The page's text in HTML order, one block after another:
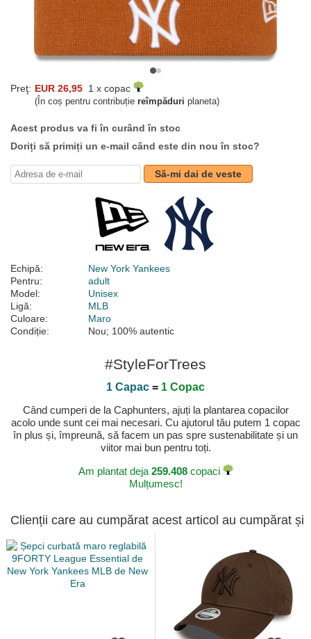
Preţ: EUR 26,95 1 x copac
(În coș pentru contribuție reîmpăduri planeta)
Acest produs va fi în curând în stoc
Doriți să primiți un e-mail când este din nou în stoc?
Să-mi dai de veste
Echipă:
New York Yankees
Pentru:
adult
Model:
Unisex
Ligă:
MLB
Culoare:
Maro
Condiție:
Nou; 100% autentic
#StyleForTrees
1 Capac = 1 Copac
Când cumperi de la Caphunters, ajuți la plantarea copacilor
acolo unde sunt cei mai necesari. Cu ajutorul tău putem 1 copac
în plus și, împreună, să facem un pas spre sustenabilitate și un
viitor mai bun pentru toți.
Am plantat deja 259.408copaci
Mulțumesc!
Clienții care au cumpărat acest articol au cumpărat și